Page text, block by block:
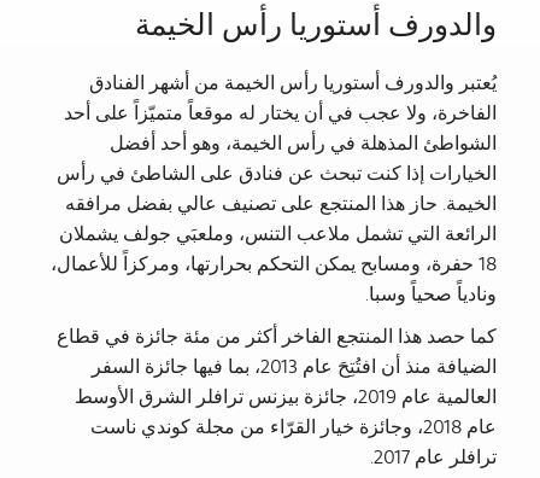
والدورف أستوريا رأس الخيمة
يُعتبر والدورف أستوريا رأس الخيمة من أشهر الفنادق
الفاخرة، ولا عجب في أن يختار له موقعاً متميّزاً على أحد
الشواطئ المذهلة في رأس الخيمة، وهو أحد أفضل
الخيارات إذا كنت تبحث عن فنادق على الشاطئ في رأس
الخيمة. حاز هذا المنتجع على تصنيف عالي بفضل مرافقه
الرائعة التي تشمل ملاعب التنس، وملعبَي جولف يشملان
18 حفرة، ومسابح يمكن التحكم بحرارتها، ومركزاً للأعمال،
ونادياً صحياً وسبا.
كما حصد هذا المنتجع الفاخر أكثر من مئة جائزة في قطاع
الضيافة منذ أن افتُتِحَ عام 2013، بما فيها جائزة السفر
العالمية عام 2019، جائزة بيزنس ترافلر الشرق الأوسط
عام 2018، وجائزة خيار القرّاء من مجلة كوندي ناست
ترافلر عام 2017.